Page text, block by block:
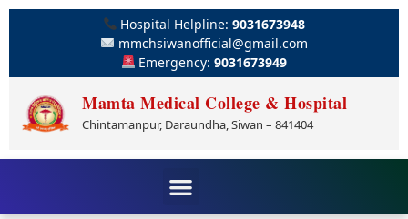
Hospital Helpline:9031673948
mmchsiwanofficial@gmail.com
Emergency:9031673949
Mamta Medical College & Hospital
Chintamanpur, Daraundha, Siwan – 841404